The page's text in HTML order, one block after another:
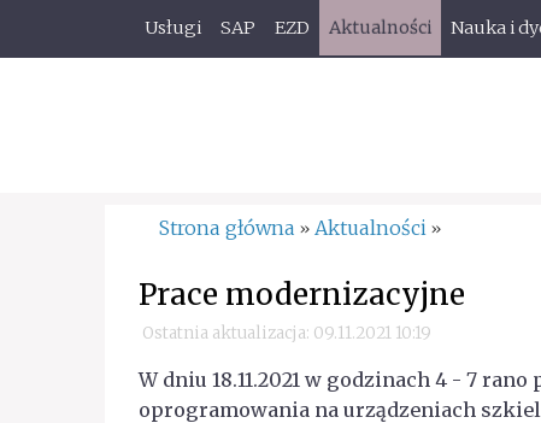
Usługi SAP EZD Aktualności Nauka i
Strona główna » Aktualności »
Prace modernizacyjne
Ostatnia aktualizacja: 09.11.2021 10:19
W dniu 18.11.2021 w godzinach 4 - 7
oprogramowania na urządzeniach